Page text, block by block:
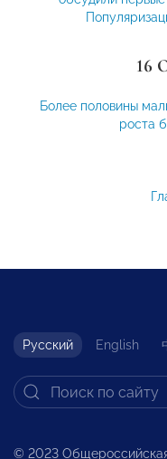
16
Более половины
роста
Русский English
© 2023